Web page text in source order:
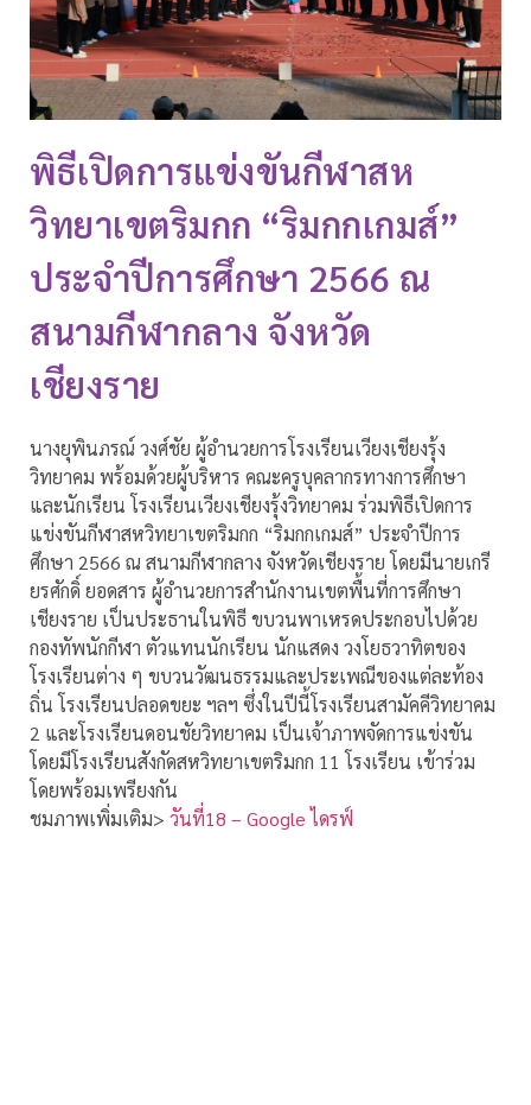
พิธีเปิดการแข่งขันกีฬาสห
วิทยาเขตริมกก “ริมกกเกมส์”
ประจำปีการศึกษา 2566 ณ
สนามกีฬากลาง จังหวัด
เชียงราย
นางยุพินภรณ์ วงศ์ชัย ผู้อำนวยการโรงเรียนเวียงเชียงรุ้ง
วิทยาคม พร้อมด้วยผู้บริหาร คณะครูบุคลากรทางการศึกษา
และนักเรียน โรงเรียนเวียงเชียงรุ้งวิทยาคม ร่วมพิธีเปิดการ
แข่งขันกีฬาสหวิทยาเขตริมกก “ริมกกเกมส์” ประจำปีการ
ศึกษา 2566 ณ สนามกีฬากลาง จังหวัดเชียงราย โดยมีนายเกรี
ยรศักดิ์ ยอดสาร ผู้อำนวยการสำนักงานเขตพื้นที่การศึกษา
เชียงราย เป็นประธานในพิธี ขบวนพาเหรดประกอบไปด้วย
กองทัพนักกีฬา ตัวแทนนักเรียน นักแสดง วงโยธวาทิตของ
โรงเรียนต่าง ๆ ขบวนวัฒนธรรมและประเพณีของแต่ละท้อง
ถิ่น โรงเรียนปลอดขยะ ฯลฯ ซึ่งในปีนี้โรงเรียนสามัคคีวิทยาคม
2 และโรงเรียนดอนชัยวิทยาคม เป็นเจ้าภาพจัดการแข่งขัน
โดยมีโรงเรียนสังกัดสหวิทยาเขตริมกก 11 โรงเรียน เข้าร่วม
โดยพร้อมเพรียงกัน
ชมภาพเพิ่มเติม> วันที่18 – Google ไดรฟ์